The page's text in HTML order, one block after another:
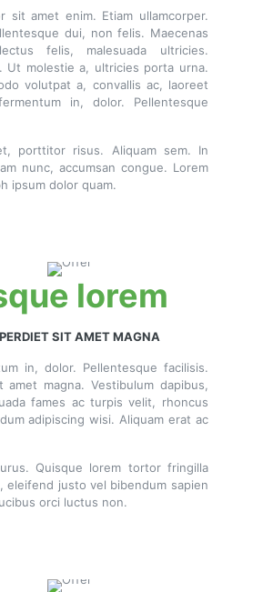
sit amet enim. Etiam ullamcorper.
dui, non felis. Maecenas
felis, malesuada ultricies.
Ut molestie a, ultricies porta urna.
volutpat a, convallis ac, laoreet
in, dolor. Pellentesque
porttitor risus. Aliquam sem. In
nunc, accumsan congue. Lorem
ipsum dolor quam.
lorem
SIT AMET MAGNA
in, dolor. Pellentesque facilisis.
magna. Vestibulum dapibus,
fames ac turpis velit, rhoncus
adipiscing wisi. Aliquam erat ac
Quisque lorem tortor fringilla
eleifend justo vel bibendum sapien
orci luctus non.